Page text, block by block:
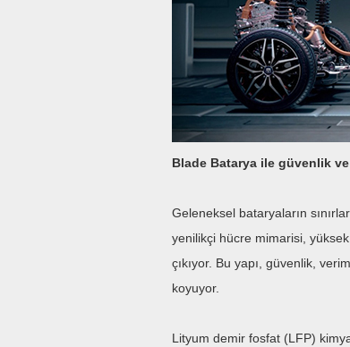
Blade Batarya ile güvenlik ve
Geleneksel bataryaların
yenilikçi hücre mimarisi,
çıkıyor. Bu yapı, güvenlik,
koyuyor.
Lityum demir fosfat (LFP)